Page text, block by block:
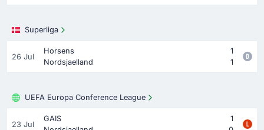
Superliga
26 Jul
Horsens
1
Nordsjaelland
1
UEFA Europa Conference League
23 Jul
GAIS
1